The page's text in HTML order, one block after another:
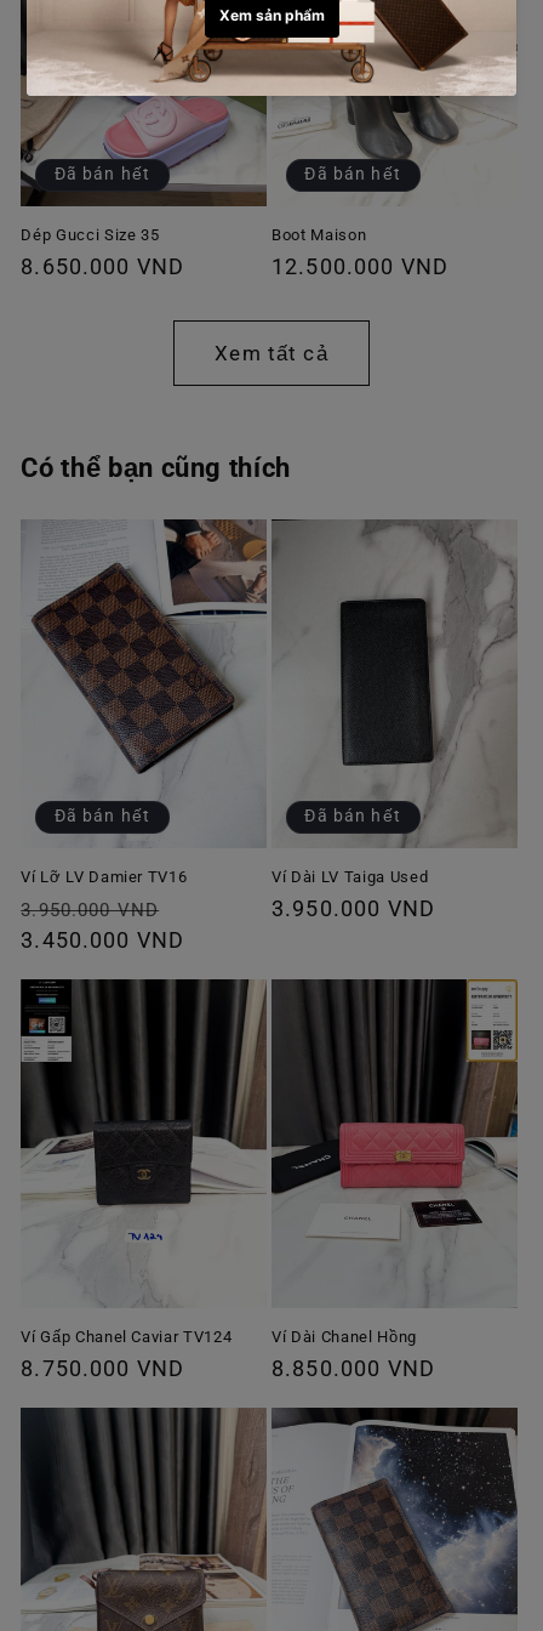
Đã bán hết
Dép Gucci Size 35
Giá
8.650.000 VND
Đã bán hết
Boot Maison
Giá
thường
12.500.000 VND
Xem tất cả
Có thể bạn cũng thích
Đã bán hết
Ví Lỡ LV Damier TV16
Giá
thông
3.950.000 VND
ưu
3.450.000 VND
Đã bán hết
Ví Dài LV Taiga Used
Giá
3.950.000 VND
Ví Gấp Chanel Caviar TV124
Giá
8.750.000 VND
Ví Dài Chanel Hồng
Giá
thường
8.850.000 VND